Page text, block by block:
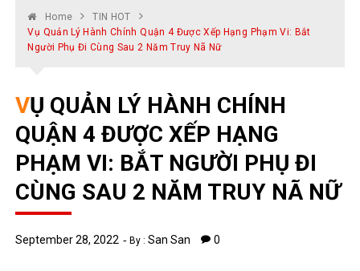
Home
TIN HOT
Vụ Quản Lý Hành Chính Quận 4 Được Xếp Hạng Phạm Vi: Bắt
Người Phụ Đi Cùng Sau 2 Năm Truy Nã Nữ
VỤ QUẢN LÝ HÀNH CHÍNH
QUẬN 4 ĐƯỢC XẾP HẠNG
PHẠM VI: BẮT NGƯỜI PHỤ ĐI
CÙNG SAU 2 NĂM TRUY NÃ NỮ
September 28, 2022 By :San San 0